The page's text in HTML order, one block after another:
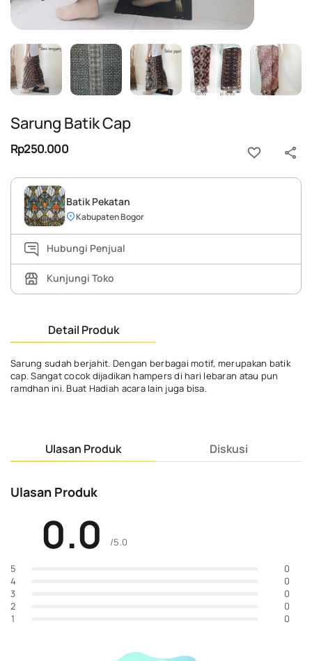
Sarung Batik Cap
Rp250.000
Batik Pekatan
Kabupaten Bogor
Hubungi Penjual
Kunjungi Toko
Detail Produk
Sarung sudah berjahit. Dengan berbagai motif, merupakan batik
cap. Sangat cocok dijadikan hampers di hari lebaran atau pun
ramdhan ini. Buat Hadiah acara lain juga bisa.
Ulasan Produk Diskusi
Ulasan Produk
0.0 /5.0
5
0
4
0
3
0
2
0
1
0